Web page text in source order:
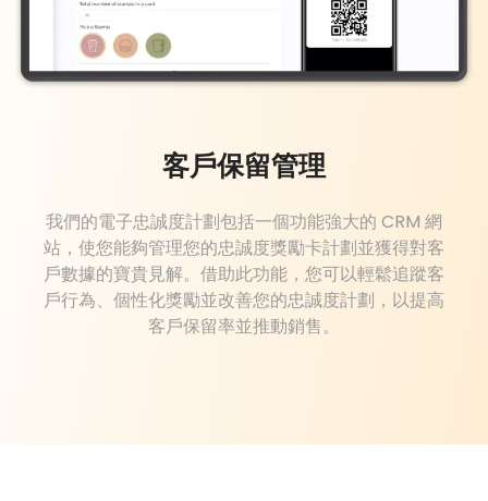
客戶保留管理
我們的電子忠誠度計劃包括一個功能強大的 CRM 網
站，使您能夠管理您的忠誠度獎勵卡計劃並獲得對客
戶數據的寶貴見解。借助此功能，您可以輕鬆追蹤客
戶行為、個性化獎勵並改善您的忠誠度計劃，以提高
客戶保留率並推動銷售。